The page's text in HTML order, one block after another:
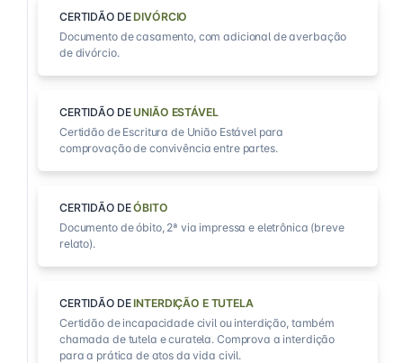
CERTIDÃO DEDIVÓRCIO
Documento de casamento, com adicional de averbação
de divórcio.
CERTIDÃO DEUNIÃO ESTÁVEL
Certidão de Escritura de União Estável para
comprovação de convivência entre partes.
CERTIDÃO DEÓBITO
Documento de óbito, 2ª via impressa e eletrônica (breve
relato).
CERTIDÃO DEINTERDIÇÃO E TUTELA
Certidão de incapacidade civil ou interdição, também
chamada de tutela e curatela. Comprova a interdição
para a prática de atos da vida civil.